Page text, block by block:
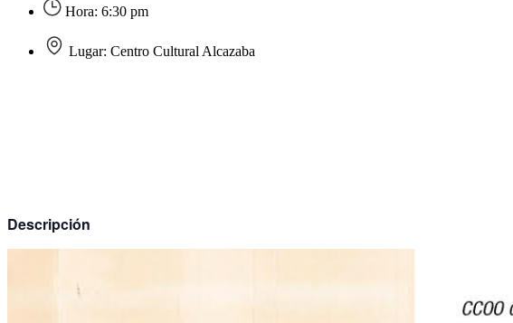
Hora: 6:30 pm
Lugar: Centro Cultural Alcazaba
Descripción